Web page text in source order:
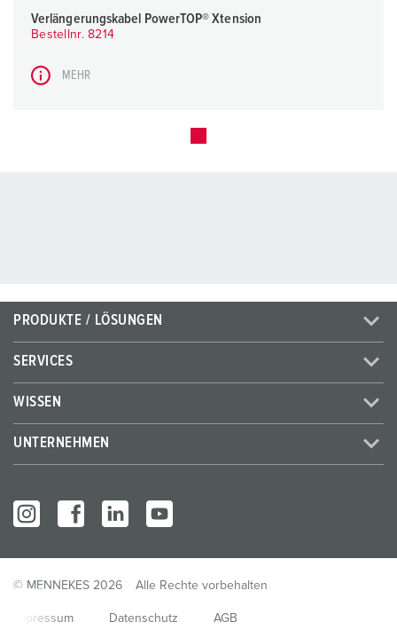
Verlängerungskabel PowerTOP® Xtension
Bestellnr. 8214
MEHR
PRODUKTE / LÖSUNGEN
SERVICES
WISSEN
UNTERNEHMEN
© MENNEKES 2026 Alle Rechte vorbehalten
Impressum Datenschutz AGB